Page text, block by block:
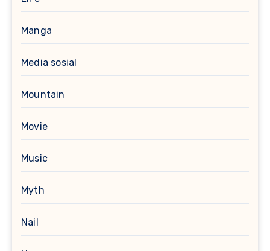
Manga
Media sosial
Mountain
Movie
Music
Myth
Nail